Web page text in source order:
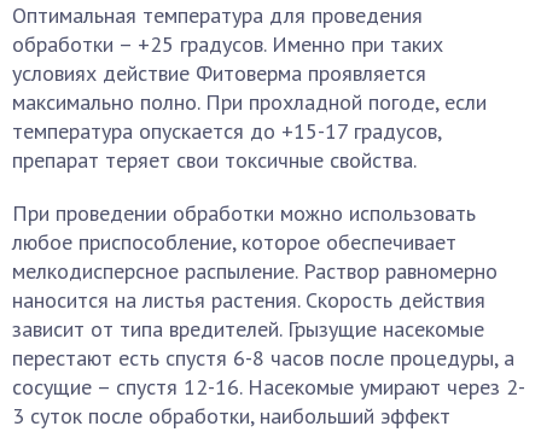
Оптимальная температура для проведения
обработки – +25 градусов. Именно при таких
условиях действие Фитоверма проявляется
максимально полно. При прохладной погоде, если
температура опускается до +15-17 градусов,
препарат теряет свои токсичные свойства.
При проведении обработки можно использовать
любое приспособление, которое обеспечивает
мелкодисперсное распыление. Раствор равномерно
наносится на листья растения. Скорость действия
зависит от типа вредителей. Грызущие насекомые
перестают есть спустя 6-8 часов после процедуры, а
сосущие – спустя 12-16. Насекомые умирают через 2-
3 суток после обработки, наибольший эффект